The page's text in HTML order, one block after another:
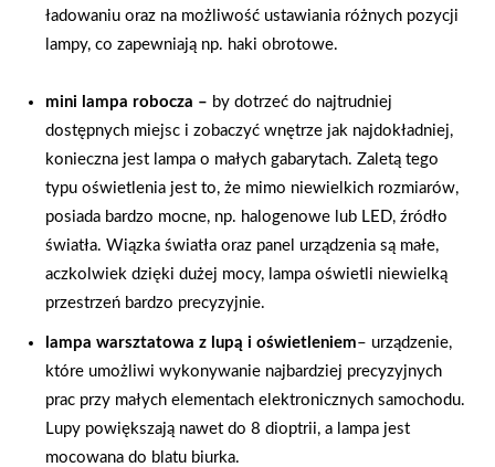
ładowaniu oraz na możliwość ustawiania różnych pozycji
lampy, co zapewniają np. haki obrotowe.
mini lampa robocza – by dotrzeć do najtrudniej
dostępnych miejsc i zobaczyć wnętrze jak najdokładniej,
konieczna jest lampa o małych gabarytach. Zaletą tego
typu oświetlenia jest to, że mimo niewielkich rozmiarów,
posiada bardzo mocne, np. halogenowe lub LED, źródło
światła. Wiązka światła oraz panel urządzenia są małe,
aczkolwiek dzięki dużej mocy, lampa oświetli niewielką
przestrzeń bardzo precyzyjnie.
lampa warsztatowa z lupą i oświetleniem– urządzenie,
które umożliwi wykonywanie najbardziej precyzyjnych
prac przy małych elementach elektronicznych samochodu.
Lupy powiększają nawet do 8 dioptrii, a lampa jest
mocowana do blatu biurka.